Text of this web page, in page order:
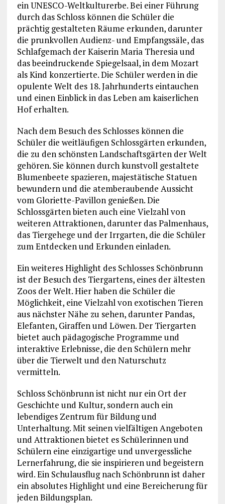
ein UNESCO-Weltkulturerbe. Bei einer Führung
durch das Schloss können die Schüler die
prächtig gestalteten Räume erkunden, darunter
die prunkvollen Audienz- und Empfangssäle, das
Schlafgemach der Kaiserin Maria Theresia und
das beeindruckende Spiegelsaal, in dem Mozart
als Kind konzertierte. Die Schüler werden in die
opulente Welt des 18. Jahrhunderts eintauchen
und einen Einblick in das Leben am kaiserlichen
Hof erhalten.
Nach dem Besuch des Schlosses können die
Schüler die weitläufigen Schlossgärten erkunden,
die zu den schönsten Landschaftsgärten der Welt
gehören. Sie können durch kunstvoll gestaltete
Blumenbeete spazieren, majestätische Statuen
bewundern und die atemberaubende Aussicht
vom Gloriette-Pavillon genießen. Die
Schlossgärten bieten auch eine Vielzahl von
weiteren Attraktionen, darunter das Palmenhaus,
das Tiergehege und der Irrgarten, die die Schüler
zum Entdecken und Erkunden einladen.
Ein weiteres Highlight des Schlosses Schönbrunn
ist der Besuch des Tiergartens, eines der ältesten
Zoos der Welt. Hier haben die Schüler die
Möglichkeit, eine Vielzahl von exotischen Tieren
aus nächster Nähe zu sehen, darunter Pandas,
Elefanten, Giraffen und Löwen. Der Tiergarten
bietet auch pädagogische Programme und
interaktive Erlebnisse, die den Schülern mehr
über die Tierwelt und den Naturschutz
vermitteln.
Schloss Schönbrunn ist nicht nur ein Ort der
Geschichte und Kultur, sondern auch ein
lebendiges Zentrum für Bildung und
Unterhaltung. Mit seinen vielfältigen Angeboten
und Attraktionen bietet es Schülerinnen und
Schülern eine einzigartige und unvergessliche
Lernerfahrung, die sie inspirieren und begeistern
wird. Ein Schulausflug nach Schönbrunn ist daher
ein absolutes Highlight und eine Bereicherung für
jeden Bildungsplan.